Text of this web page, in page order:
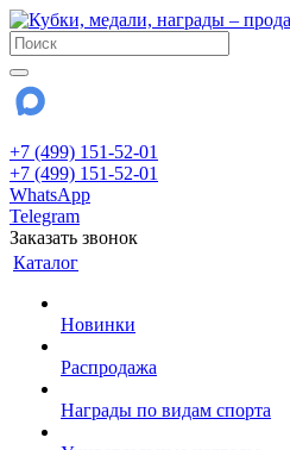
+7 (499) 151-52-01
+7 (499) 151-52-01
WhatsApp
Telegram
Заказать звонок
Каталог
Новинки
Распродажа
Награды по видам спорта